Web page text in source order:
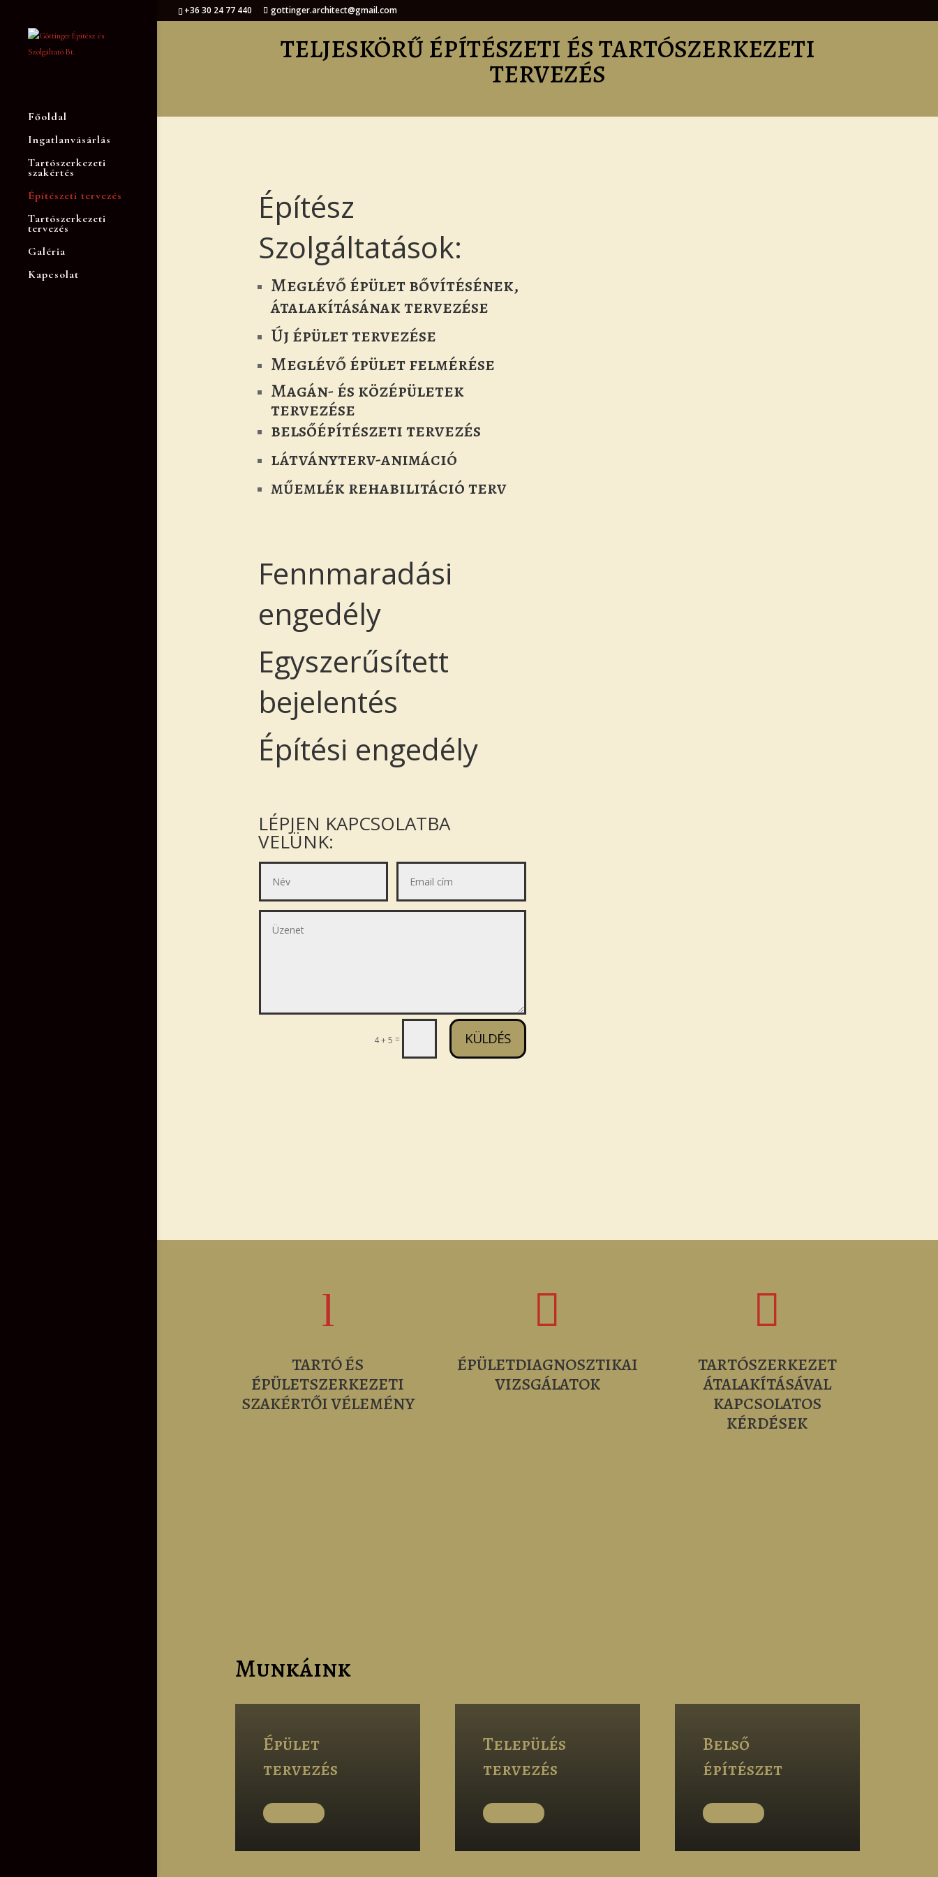
+36 30 24 77 440 gottinger.architect@gmail.com
Főoldal
Ingatlanvásárlás
Tartószerkezeti
szakértés
Építészeti tervezés
Tartószerkezeti
tervezés
Galéria
Kapcsolat
TELJESKÖRŰ ÉPÍTÉSZETI ÉS TARTÓSZERKEZETI
TERVEZÉS
Építész
Szolgáltatások:
Meglévő épület bővítésének,
átalakításának tervezése
Új épület tervezése
Meglévő épület felmérése
Magán- és középületek
tervezése
belsőépítészeti tervezés
látványterv-animáció
műemlék rehabilitáció terv
Fennmaradási
engedély
Egyszerűsített
bejelentés
Építési engedély
LÉPJEN KAPCSOLATBA
VELÜNK:
4 + 5 = KÜLDÉS
l
TARTÓ ÉS
ÉPÜLETSZERKEZETI
SZAKÉRTŐI VÉLEMÉNY

ÉPÜLETDIAGNOSZTIKAI
VIZSGÁLATOK

TARTÓSZERKEZET
ÁTALAKÍTÁSÁVAL
KAPCSOLATOS
KÉRDÉSEK
Munkáink
Épület
tervezés
Település
tervezés
Belső
építészet